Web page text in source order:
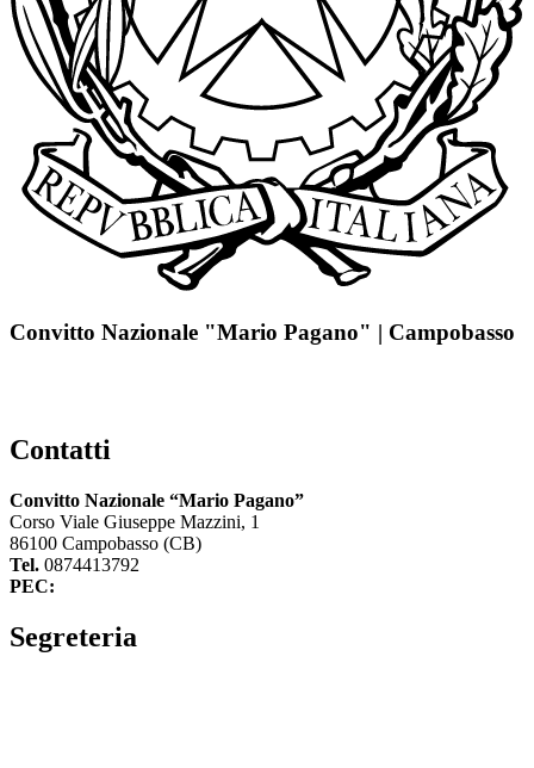
Convitto Nazionale "Mario Pagano" | Campobasso
Contatti
Convitto Nazionale “Mario Pagano”
Corso Viale Giuseppe Mazzini, 1
86100 Campobasso (CB)
Tel. 0874413792
PEC:
Segreteria